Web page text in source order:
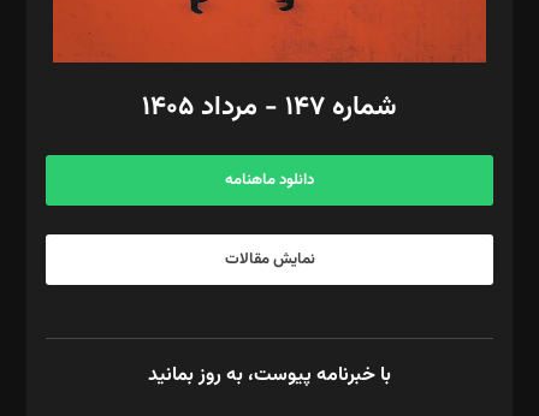
مد‌یر توسعه تجاری: کامبیز برید‌
امور مالی: شاپور رهبری، محمد‌ کاظمی‌نیا
آگهی و مشترکین: ۰۹۱۹۹۹۹۰۴۵۴
شماره ۱۴۷ - مرداد ۱۴۰۵
دانلود ماهنامه
نمایش مقالات
با خبرنامه پیوست، به روز بمانید